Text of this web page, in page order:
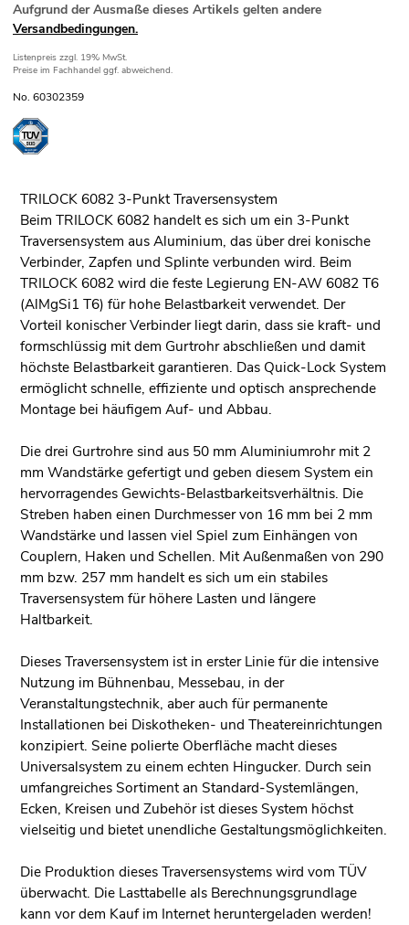
Aufgrund der Ausmaße dieses Artikels gelten andere
Versandbedingungen.
Listenpreis zzgl. 19% MwSt.
Preise im Fachhandel ggf. abweichend.
No. 60302359
TRILOCK 6082 3-Punkt Traversensystem
Beim TRILOCK 6082 handelt es sich um ein 3-Punkt
Traversensystem aus Aluminium, das über drei konische
Verbinder, Zapfen und Splinte verbunden wird. Beim
TRILOCK 6082 wird die feste Legierung EN-AW 6082 T6
(AlMgSi1 T6) für hohe Belastbarkeit verwendet. Der
Vorteil konischer Verbinder liegt darin, dass sie kraft- und
formschlüssig mit dem Gurtrohr abschließen und damit
höchste Belastbarkeit garantieren. Das Quick-Lock System
ermöglicht schnelle, effiziente und optisch ansprechende
Montage bei häufigem Auf- und Abbau.
Die drei Gurtrohre sind aus 50 mm Aluminiumrohr mit 2
mm Wandstärke gefertigt und geben diesem System ein
hervorragendes Gewichts-Belastbarkeitsverhältnis. Die
Streben haben einen Durchmesser von 16 mm bei 2 mm
Wandstärke und lassen viel Spiel zum Einhängen von
Couplern, Haken und Schellen. Mit Außenmaßen von 290
mm bzw. 257 mm handelt es sich um ein stabiles
Traversensystem für höhere Lasten und längere
Haltbarkeit.
Dieses Traversensystem ist in erster Linie für die intensive
Nutzung im Bühnenbau, Messebau, in der
Veranstaltungstechnik, aber auch für permanente
Installationen bei Diskotheken- und Theatereinrichtungen
konzipiert. Seine polierte Oberfläche macht dieses
Universalsystem zu einem echten Hingucker. Durch sein
umfangreiches Sortiment an Standard-Systemlängen,
Ecken, Kreisen und Zubehör ist dieses System höchst
vielseitig und bietet unendliche Gestaltungsmöglichkeiten.
Die Produktion dieses Traversensystems wird vom TÜV
überwacht. Die Lasttabelle als Berechnungsgrundlage
kann vor dem Kauf im Internet heruntergeladen werden!